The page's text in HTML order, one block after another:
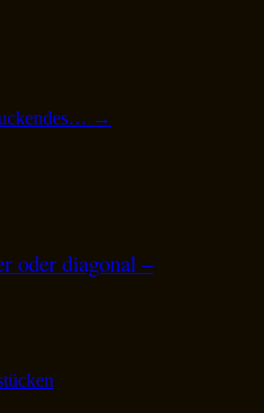
→
oder diagonal –